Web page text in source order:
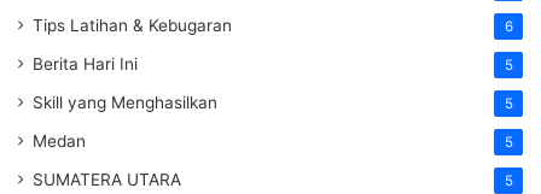
Tips Latihan & Kebugaran 6
Berita Hari Ini 5
Skill yang Menghasilkan 5
Medan 5
SUMATERA UTARA 5